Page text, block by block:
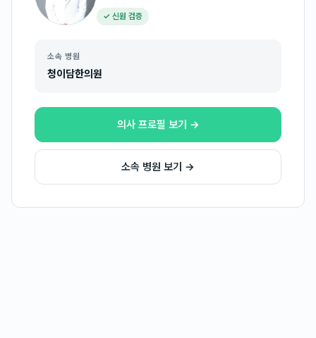
✓ 신원 검증
소속 병원
청이담한의원
의사 프로필 보기 →
소속 병원 보기 →